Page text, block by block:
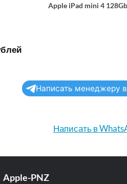
Apple iPad mini 4
Написать менеджеру
Написать в
Apple-PNZ